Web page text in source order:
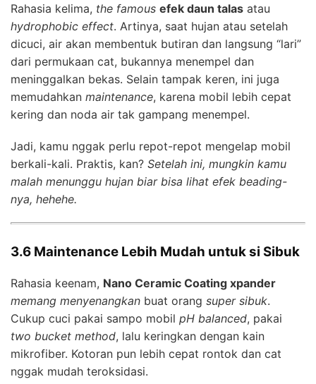
Rahasia kelima, the famous efek daun talas atau
hydrophobic effect. Artinya, saat hujan atau setelah
dicuci, air akan membentuk butiran dan langsung “lari”
dari permukaan cat, bukannya menempel dan
meninggalkan bekas. Selain tampak keren, ini juga
memudahkan maintenance, karena mobil lebih cepat
kering dan noda air tak gampang menempel.
Jadi, kamu nggak perlu repot-repot mengelap mobil
berkali-kali. Praktis, kan? Setelah ini, mungkin kamu
malah menunggu hujan biar bisa lihat efek beading-
nya, hehehe.
3.6 Maintenance Lebih Mudah untuk si Sibuk
Rahasia keenam, Nano Ceramic Coating xpander
memang menyenangkan buat orang super sibuk.
Cukup cuci pakai sampo mobil pH balanced, pakai
two bucket method, lalu keringkan dengan kain
mikrofiber. Kotoran pun lebih cepat rontok dan cat
nggak mudah teroksidasi.